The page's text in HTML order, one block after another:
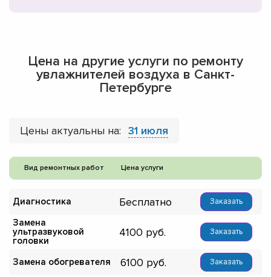
Цена на другие услуги по ремонту
увлажнителей воздуха в Санкт-
Петербурге
Цены актуальны на: 31 июля
Вид ремонтных работ Цена услуги
Диагностика Бесплатно Заказать
Замена
ультразвуковой
головки
4100 Заказать
Замена обогревателя 6100 Заказать